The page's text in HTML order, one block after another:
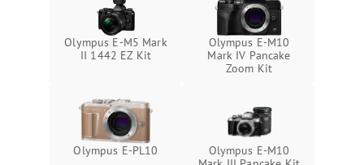
Olympus E‑M5 Mark
II 1442 EZ Kit
Olympus E-M10
Mark IV Pancake
Zoom Kit
Olympus E‑PL10
Olympus E-M10